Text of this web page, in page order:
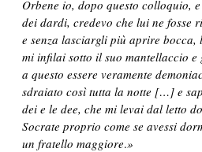
Orbene io, dopo questo colloquio,
dei dardi, credevo che lui ne fosse
e senza lasciargli più aprire bocca,
mi infilai sotto il suo mantellaccio e
a questo essere veramente
sdraiato così tutta la notte […] e
dei e le dee, che mi levai dal letto
Socrate proprio come se avessi
un fratello maggiore.»